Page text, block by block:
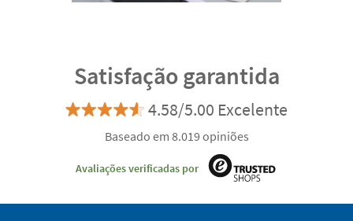
Satisfação garantida
4.58/5.00 Excelente
Baseado em 8.019 opiniões
Avaliações verificadas por